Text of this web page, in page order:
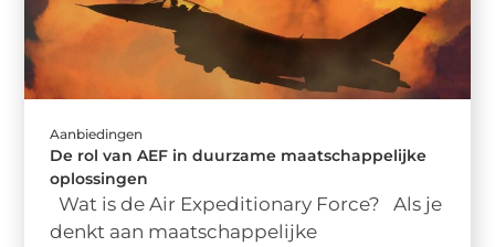
Aanbiedingen
De rol van AEF in duurzame maatschappelijke
oplossingen
Wat is de Air Expeditionary Force? Als je
denkt aan maatschappelijke